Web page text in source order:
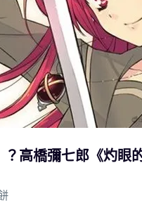
高橋彌七郎《灼眼